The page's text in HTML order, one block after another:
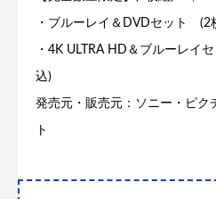
・ブルーレイ＆DVDセット (2
・4K ULTRA HD＆ブルーレイ
込)
発売元・販売元：ソニー・ピク
ト